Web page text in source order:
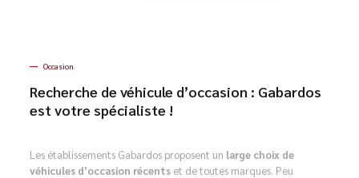
Occasion
Recherche de véhicule d’occasion : Gabardos
est votre spécialiste !
Les établissements Gabardos proposent un large choix de
véhicules d’occasion récents et de toutes marques. Peu